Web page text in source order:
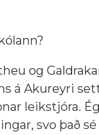
og
á Akureyri
leikstjóra.
svo það